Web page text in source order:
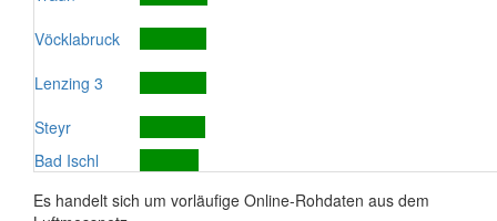
Vöcklabruck
Lenzing 3
Steyr
Bad Ischl
Es handelt sich um vorläufige Online-Rohdaten aus dem